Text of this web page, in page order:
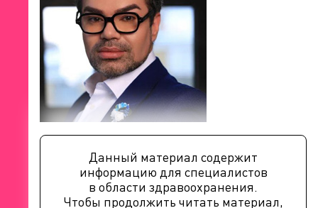
Данный материал содержит
информацию для специалистов
в области здравоохранения.
Чтобы продолжить читать материал,